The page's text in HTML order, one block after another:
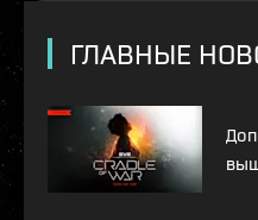
ГЛАВНЫЕ